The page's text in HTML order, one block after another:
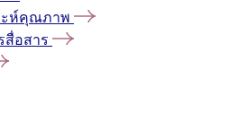
ะห์คุณภาพ
สื่อสาร